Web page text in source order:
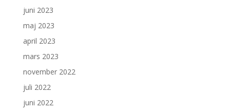
juni 2023
maj 2023
april 2023
mars 2023
november 2022
juli 2022
juni 2022